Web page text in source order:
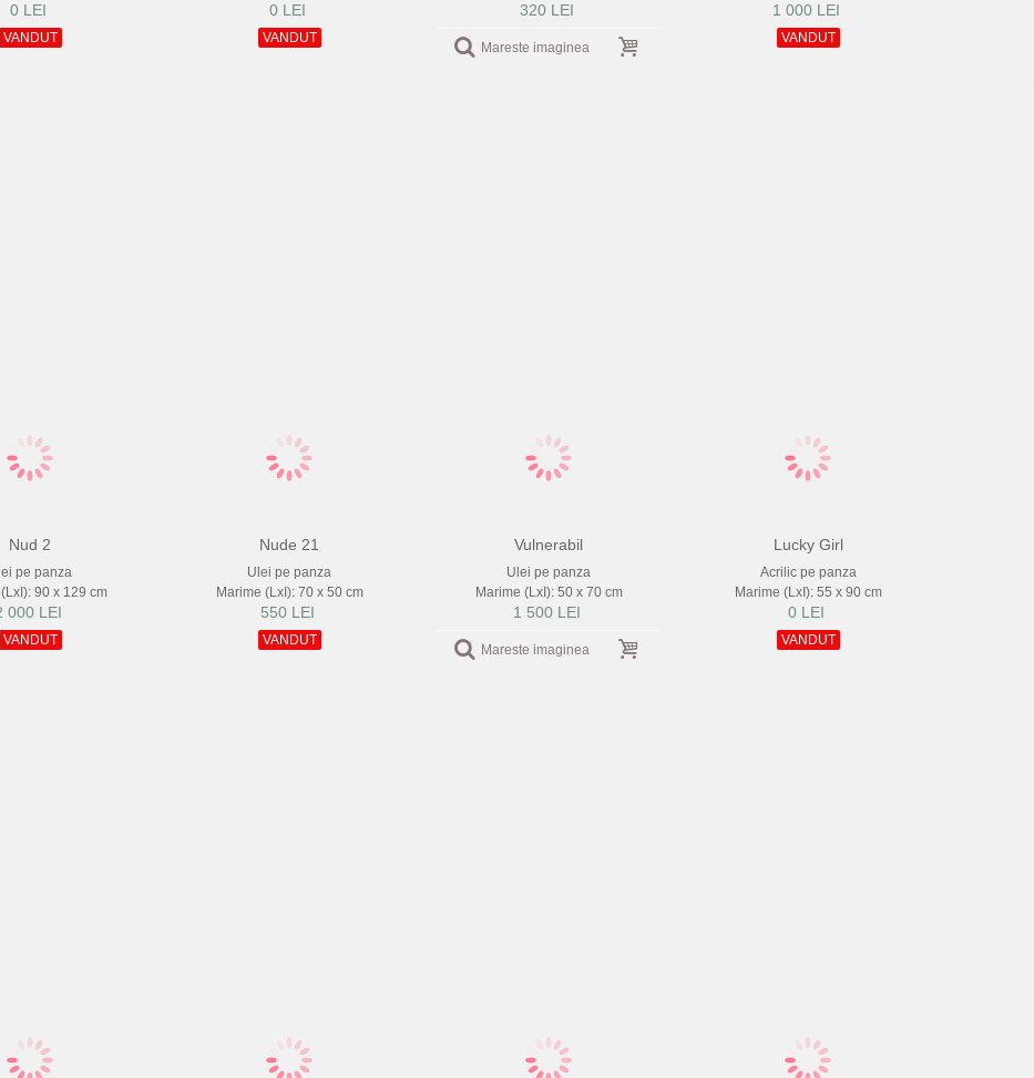
0 LEI
VANDUT
0 LEI
VANDUT
320 LEI
Mareste imaginea
1 000 LEI
VANDUT
Nud 2
pe panza
90 x 129 cm
000 LEI
VANDUT
Nude 21
Ulei pe panza
Marime (LxI): 70 x 50 cm
550 LEI
VANDUT
Vulnerabil
Ulei pe panza
Marime (LxI): 50 x 70 cm
1 500 LEI
Mareste imaginea
Lucky Girl
Acrilic pe panza
Marime (LxI): 55 x 90 cm
0 LEI
VANDUT